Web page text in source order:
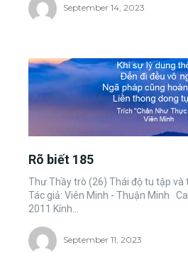
September 14, 2023
Rõ biết 185
Thư Thầy trò (26) Thái độ tu tập và
Tác giả: Viên Minh - Thuận Minh Canberra, ngày 03 – 07 –
2011 Kính...
September 11, 2023